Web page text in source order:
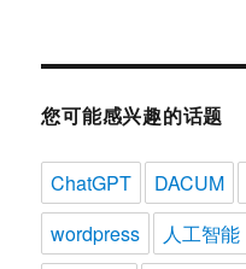
您可能感兴趣的话题
ChatGPT DACUM
wordpress
人工智能